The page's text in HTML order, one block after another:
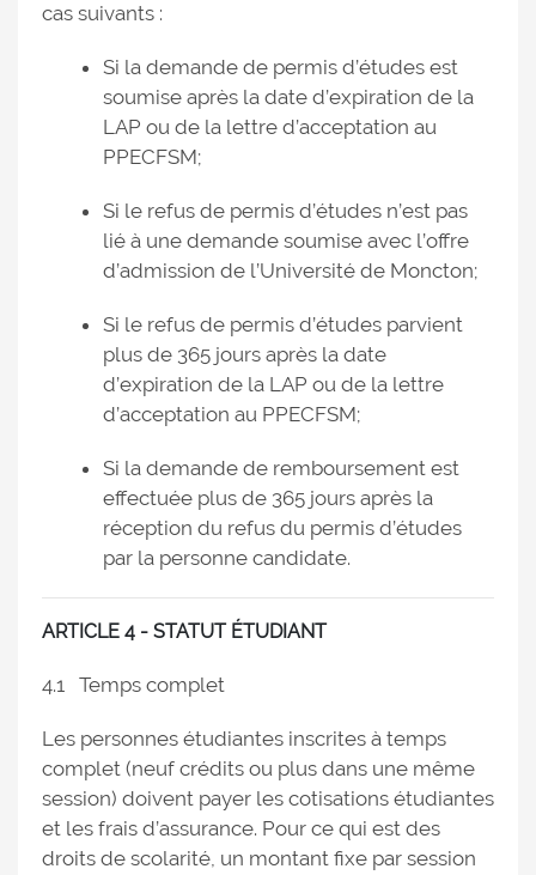
cas suivants :
Si la demande de permis d’études est
soumise après la date d’expiration de la
LAP ou de la lettre d’acceptation au
PPECFSM;
Si le refus de permis d’études n’est pas
lié à une demande soumise avec l’offre
d’admission de l’Université de Moncton;
Si le refus de permis d’études parvient
plus de 365 jours après la date
d’expiration de la LAP ou de la lettre
d’acceptation au PPECFSM;
Si la demande de remboursement est
effectuée plus de 365 jours après la
réception du refus du permis d’études
par la personne candidate.
ARTICLE 4 - STATUT ÉTUDIANT
4.1 Temps complet
Les personnes étudiantes inscrites à temps
complet (neuf crédits ou plus dans une même
session) doivent payer les cotisations étudiantes
et les frais d’assurance. Pour ce qui est des
droits de scolarité, un montant fixe par session